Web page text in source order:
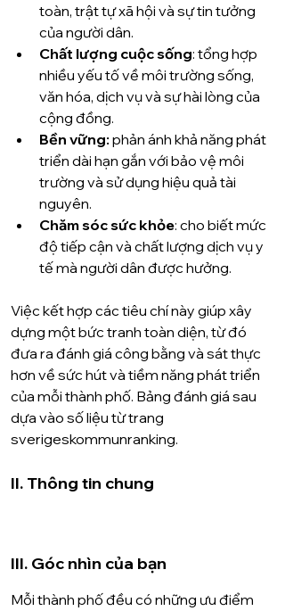
toàn, trật tự xã hội và sự tin tưởng
của người dân.
Chất lượng cuộc sống: tổng hợp
nhiều yếu tố về môi trường sống,
văn hóa, dịch vụ và sự hài lòng của
cộng đồng.
Bền vững: phản ánh khả năng phát
triển dài hạn gắn với bảo vệ môi
trường và sử dụng hiệu quả tài
nguyên.
Chăm sóc sức khỏe: cho biết mức
độ tiếp cận và chất lượng dịch vụ y
tế mà người dân được hưởng.
Việc kết hợp các tiêu chí này giúp xây
dựng một bức tranh toàn diện, từ đó
đưa ra đánh giá công bằng và sát thực
hơn về sức hút và tiềm năng phát triển
của mỗi thành phố. Bảng đánh giá sau
dựa vào số liệu từ trang
sverigeskommunranking.
II. Thông tin chung
III. Góc nhìn của bạn
Mỗi thành phố đều có những ưu điểm